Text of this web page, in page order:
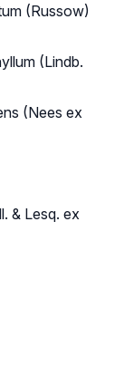
(Russow)
(Lindb.
(Nees ex
& Lesq. ex